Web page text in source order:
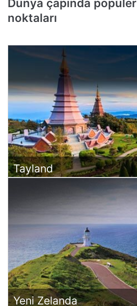
Dünya çapında popüler
noktaları
Tayland
Yeni Zelanda